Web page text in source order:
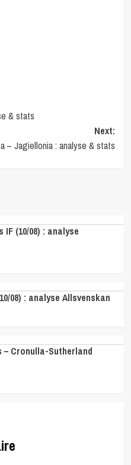
& stats
Next:
– Jagiellonia : analyse & stats
(10/08) : analyse
08) : analyse Allsvenskan
Cronulla-Sutherland